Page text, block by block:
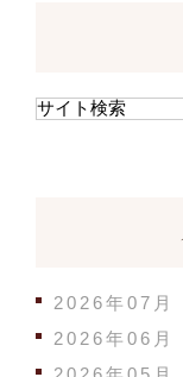
2026年07月
2026年06月